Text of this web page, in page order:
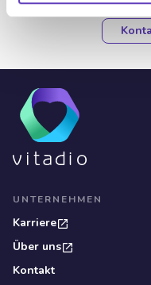
UNTERNEHMEN
Karriere
Über uns
Kontakt